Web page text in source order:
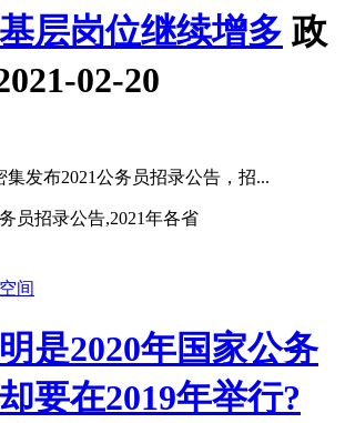
层岗位继续增多 政
02-20
发布2021公务员招录公告，招...
员招录公告,2021年各省
间
是2020年国家公务
要在2019年举行?